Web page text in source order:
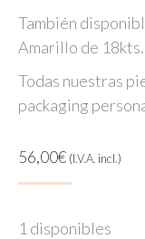
También
Amarillo de
Todas nuestras
packaging
56,00€ (I.V.A. incl.)
1 disponibles